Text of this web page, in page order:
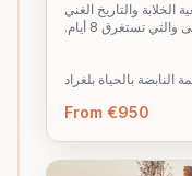
الخلابة والتاريخ الغني
تستغرق 8 أيام.
بالحياة بلغراد
From €950